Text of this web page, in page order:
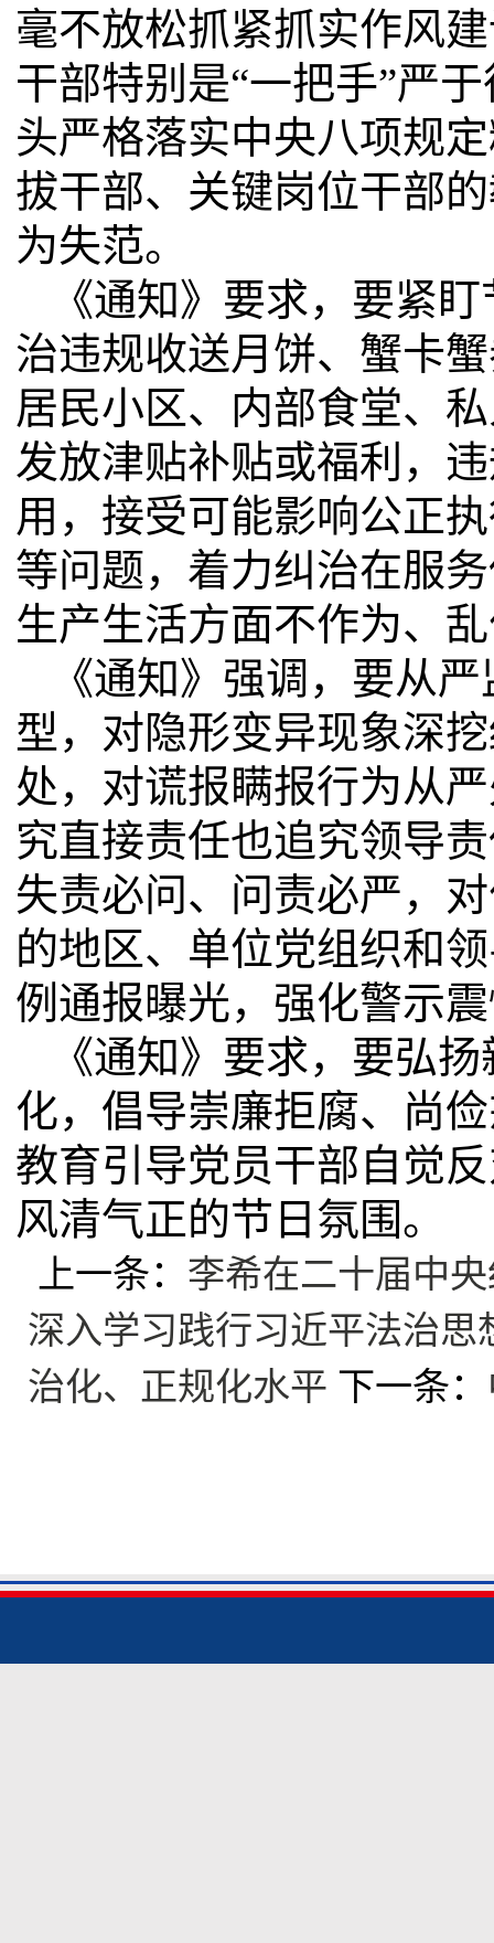
毫不放松抓紧抓实作风
干部特别是“一把手”严
头严格落实中央八项规
拔干部、关键岗位干部
为失范。
《通知》要求，要紧
治违规收送月饼、蟹卡
居民小区、内部食堂、
发放津贴补贴或福利，
用，接受可能影响公正
等问题，着力纠治在服
生产生活方面不作为、
《通知》强调，要从
型，对隐形变异现象深
处，对谎报瞒报行为从
究直接责任也追究领导
失责必问、问责必严，
的地区、单位党组织和
例通报曝光，强化警示
《通知》要求，要弘
化，倡导崇廉拒腐、尚
教育引导党员干部自觉
风清气正的节日氛围。
上一条： 李希在二十届中
深入学习践行习近平法治
治化、正规化水平 下一条：